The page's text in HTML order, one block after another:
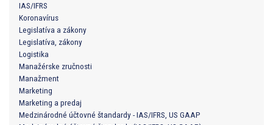
IAS/IFRS
Koronavírus
Legislatíva a zákony
Legislatíva, zákony
Logistika
Manažérske zručnosti
Manažment
Marketing
Marketing a predaj
Medzinárodné účtovné štandardy - IAS/IFRS, US GAAP